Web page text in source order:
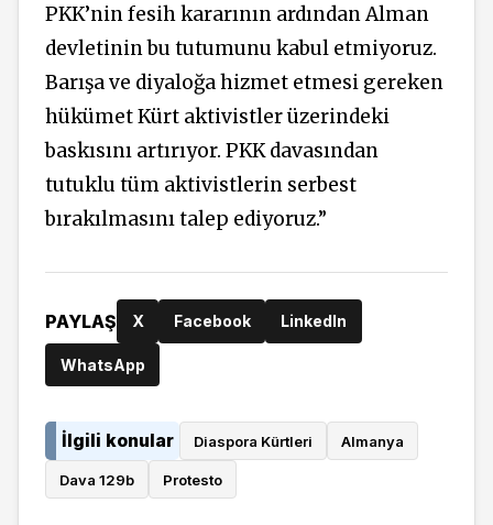
PKK’nin fesih kararının ardından Alman
devletinin bu tutumunu kabul etmiyoruz.
Barışa ve diyaloğa hizmet etmesi gereken
hükümet Kürt aktivistler üzerindeki
baskısını artırıyor. PKK davasından
tutuklu tüm aktivistlerin serbest
bırakılmasını talep ediyoruz.”
PAYLAŞ X Facebook LinkedIn
WhatsApp
İlgili konular Diaspora Kürtleri Almanya
Dava 129b Protesto